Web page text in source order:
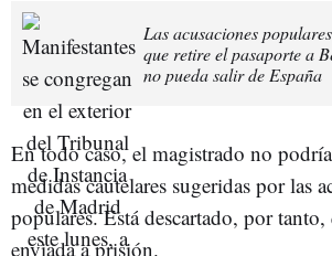
Las acusaciones
que retire el pasaporte a
no pueda salir de España
En todo caso, el magistrado no
medidas cautelares sugeridas por las
populares. Está descartado, por tanto,
enviada a prisión.